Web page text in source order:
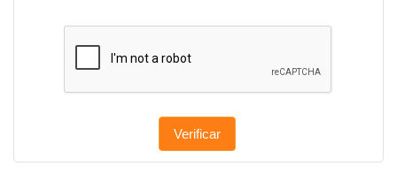
Verificar